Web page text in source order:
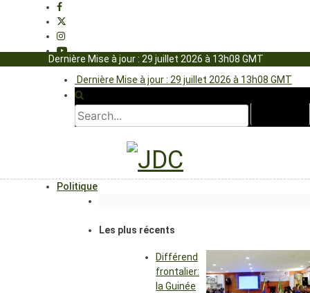
Dernière Mise à jour : 29 juillet 2026 à 13h08 GMT
Dernière Mise à jour : 29 juillet 2026 à 13h08 GMT
Politique
Les plus récents
Différend
frontalier:
la Guinée